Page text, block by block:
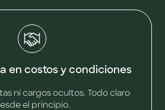
en costos y condiciones
ni cargos ocultos. Todo claro
el principio.